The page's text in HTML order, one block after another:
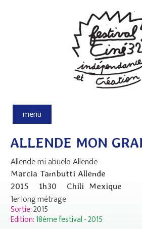
menu
ALLENDE MON
Allende mi abuelo Allende
Marcia Tambutti Allende
2015
1h30 Chili Mexique
1er long métrage
Sortie:2015
Edition:18ème festival - 2015